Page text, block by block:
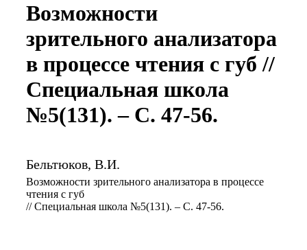
Возможности
зрительного анализатора
в процессе чтения с губ //
Специальная школа
№5(131). – С. 47-56.
Бельтюков, В.И.
Возможности зрительного анализатора в процессе
чтения с губ
// Специальная школа №5(131). – С. 47-56.